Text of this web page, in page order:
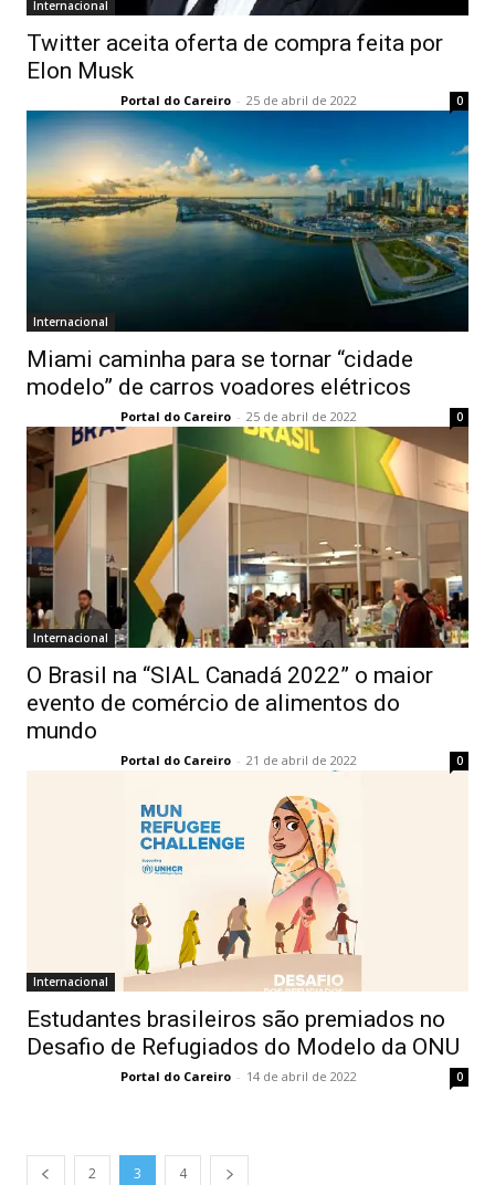
Internacional
Twitter aceita oferta de compra feita por
Elon Musk
Portal do Careiro - 25 de abril de 2022 0
Internacional
Miami caminha para se tornar “cidade
modelo” de carros voadores elétricos
Portal do Careiro - 25 de abril de 2022 0
Internacional
O Brasil na “SIAL Canadá 2022” o maior
evento de comércio de alimentos do
mundo
Portal do Careiro - 21 de abril de 2022 0
Internacional
Estudantes brasileiros são premiados no
Desafio de Refugiados do Modelo da ONU
Portal do Careiro - 14 de abril de 2022 0
2 3 4